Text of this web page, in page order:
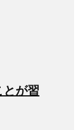
とが習